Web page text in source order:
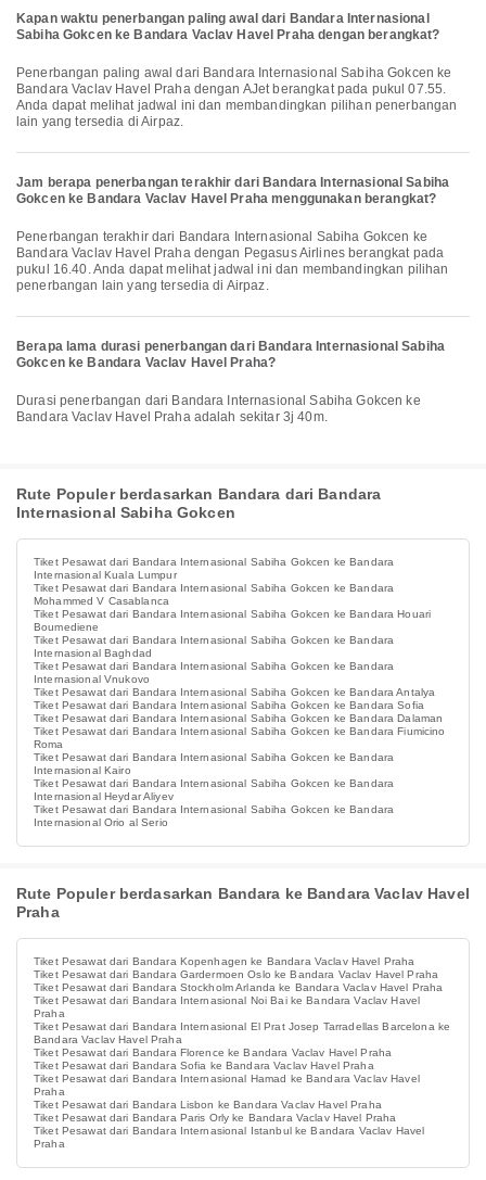
Kapan waktu penerbangan paling awal dari Bandara Internasional
Sabiha Gokcen ke Bandara Vaclav Havel Praha dengan berangkat?
Penerbangan paling awal dari Bandara Internasional Sabiha Gokcen ke
Bandara Vaclav Havel Praha dengan AJet berangkat pada pukul 07.55.
Anda dapat melihat jadwal ini dan membandingkan pilihan penerbangan
lain yang tersedia di Airpaz.
Jam berapa penerbangan terakhir dari Bandara Internasional Sabiha
Gokcen ke Bandara Vaclav Havel Praha menggunakan berangkat?
Penerbangan terakhir dari Bandara Internasional Sabiha Gokcen ke
Bandara Vaclav Havel Praha dengan Pegasus Airlines berangkat pada
pukul 16.40. Anda dapat melihat jadwal ini dan membandingkan pilihan
penerbangan lain yang tersedia di Airpaz.
Berapa lama durasi penerbangan dari Bandara Internasional Sabiha
Gokcen ke Bandara Vaclav Havel Praha?
Durasi penerbangan dari Bandara Internasional Sabiha Gokcen ke
Bandara Vaclav Havel Praha adalah sekitar 3j 40m.
Rute Populer berdasarkan Bandara dari Bandara
Internasional Sabiha Gokcen
Tiket Pesawat dari Bandara Internasional Sabiha Gokcen ke Bandara
Internasional Kuala Lumpur
Tiket Pesawat dari Bandara Internasional Sabiha Gokcen ke Bandara
Mohammed V Casablanca
Tiket Pesawat dari Bandara Internasional Sabiha Gokcen ke Bandara Houari
Boumediene
Tiket Pesawat dari Bandara Internasional Sabiha Gokcen ke Bandara
Internasional Baghdad
Tiket Pesawat dari Bandara Internasional Sabiha Gokcen ke Bandara
Internasional Vnukovo
Tiket Pesawat dari Bandara Internasional Sabiha Gokcen ke Bandara Antalya
Tiket Pesawat dari Bandara Internasional Sabiha Gokcen ke Bandara Sofia
Tiket Pesawat dari Bandara Internasional Sabiha Gokcen ke Bandara Dalaman
Tiket Pesawat dari Bandara Internasional Sabiha Gokcen ke Bandara Fiumicino
Roma
Tiket Pesawat dari Bandara Internasional Sabiha Gokcen ke Bandara
Internasional Kairo
Tiket Pesawat dari Bandara Internasional Sabiha Gokcen ke Bandara
Internasional Heydar Aliyev
Tiket Pesawat dari Bandara Internasional Sabiha Gokcen ke Bandara
Internasional Orio al Serio
Rute Populer berdasarkan Bandara ke Bandara Vaclav Havel
Praha
Tiket Pesawat dari Bandara Kopenhagen ke Bandara Vaclav Havel Praha
Tiket Pesawat dari Bandara Gardermoen Oslo ke Bandara Vaclav Havel Praha
Tiket Pesawat dari Bandara Stockholm Arlanda ke Bandara Vaclav Havel Praha
Tiket Pesawat dari Bandara Internasional Noi Bai ke Bandara Vaclav Havel
Praha
Tiket Pesawat dari Bandara Internasional El Prat Josep Tarradellas Barcelona ke
Bandara Vaclav Havel Praha
Tiket Pesawat dari Bandara Florence ke Bandara Vaclav Havel Praha
Tiket Pesawat dari Bandara Sofia ke Bandara Vaclav Havel Praha
Tiket Pesawat dari Bandara Internasional Hamad ke Bandara Vaclav Havel
Praha
Tiket Pesawat dari Bandara Lisbon ke Bandara Vaclav Havel Praha
Tiket Pesawat dari Bandara Paris Orly ke Bandara Vaclav Havel Praha
Tiket Pesawat dari Bandara Internasional Istanbul ke Bandara Vaclav Havel
Praha